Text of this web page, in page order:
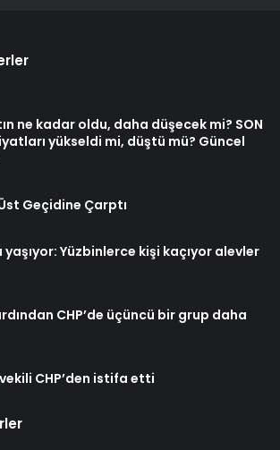
ne kadar oldu, daha düşecek mi? SON
yükseldi mi, düştü mü? Güncel
Geçidine Çarptı
Yüzbinlerce kişi kaçıyor alevler
CHP’de üçüncü bir grup daha
CHP’den istifa etti